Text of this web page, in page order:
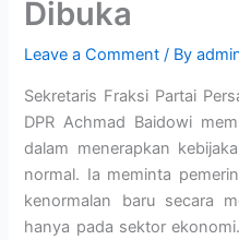
Dibuka
Leave a Comment / By
Sekretaris Fraksi Partai
DPR Achmad Baidowi
dalam menerapkan
normal. Ia meminta
kenormalan baru secara
hanya pada sektor